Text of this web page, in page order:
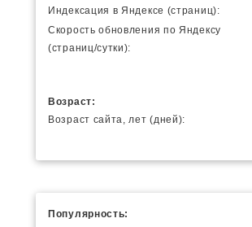
Индексация в Яндексе (страниц):
Скорость обновления по Яндексу
(страниц/сутки):
Возраст:
Возраст сайта, лет (дней):
Популярность: